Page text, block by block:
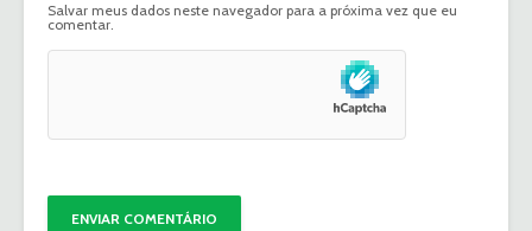
Salvar meus dados neste navegador para a próxima vez que eu
comentar.